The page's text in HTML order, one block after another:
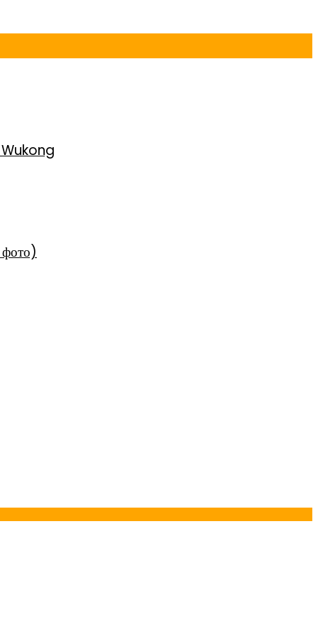
фото)